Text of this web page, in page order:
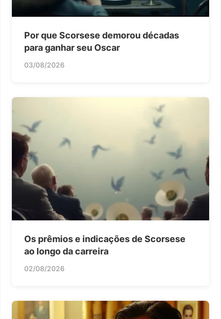
Por que Scorsese demorou décadas
para ganhar seu Oscar
03/08/2026
Os prêmios e indicações de Scorsese
ao longo da carreira
02/08/2026